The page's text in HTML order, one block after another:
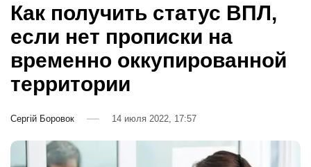
Как получить статус ВПЛ,
если нет прописки на
временно оккупированной
территории
Сергій Боровок 14 июля 2022, 17:57